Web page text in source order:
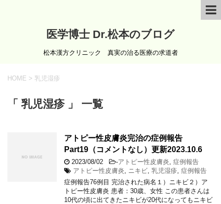
医学博士 Dr.松本のブログ
松本漢方クリニック 真実の治る医療の求道者
HOME > 乳児湿疹
「 乳児湿疹 」 一覧
アトピー性皮膚炎完治の症例報告
Part19（コメントなし）更新2023.10.6
2023/08/02 -アトピー性皮膚炎 症例報告
アトピー性皮膚炎
ニキビ 乳児湿疹 症例報告
症例報告76例目 完治された病名１）ニキビ２）ア
トピー性皮膚炎 患者：30歳、女性 この患者さんは
10代の頃に出てきたニキビが20代になってもニキビ